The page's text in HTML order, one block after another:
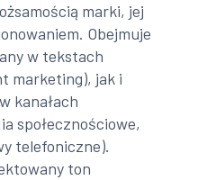
marki, jej
Obejmuje
w tekstach
marketing), jak i
kanałach
społecznościowe,
telefoniczne).
ton